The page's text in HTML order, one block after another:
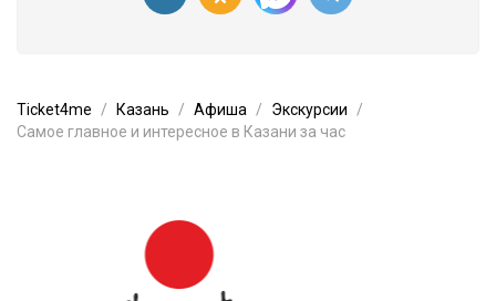
Ticket4me Казань Афиша
Экскурсии
Самое главное и интересное в Казани за час